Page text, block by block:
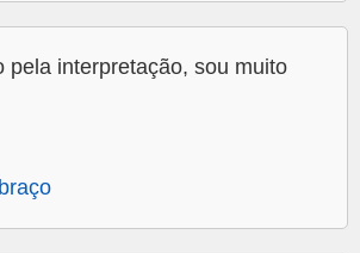
pela interpretação, sou muito